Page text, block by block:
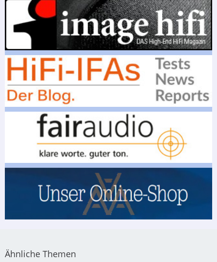
Ähnliche Themen